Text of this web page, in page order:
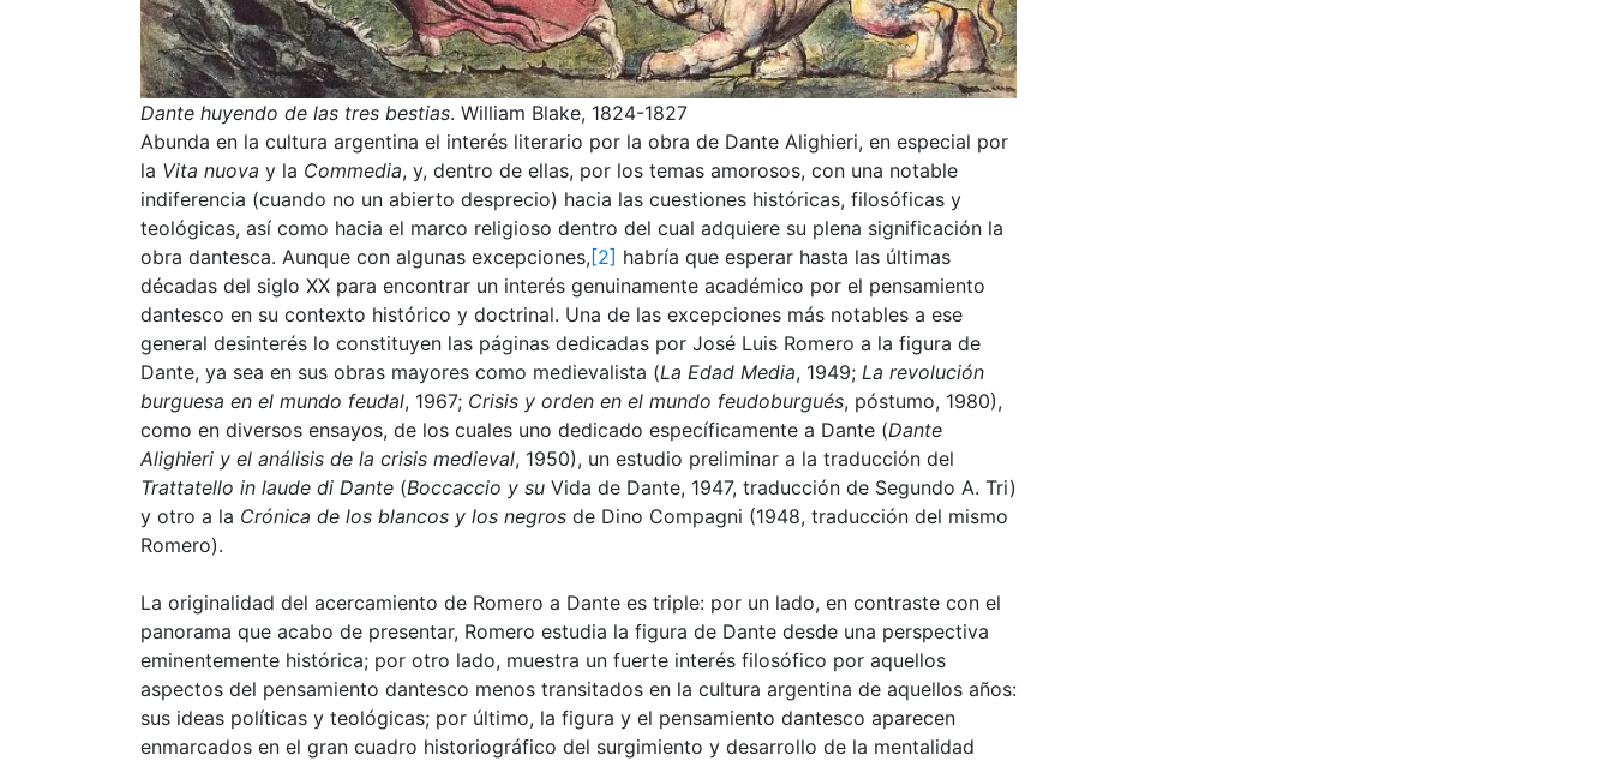
Dante huyendo de las tres bestias. William Blake, 1824-1827
Abunda en la cultura argentina el interés literario por la obra de Dante Alighieri, en especial por
la Vita nuova y la Commedia, y, dentro de ellas, por los temas amorosos, con una notable
indiferencia (cuando no un abierto desprecio) hacia las cuestiones históricas, filosóficas y
teológicas, así como hacia el marco religioso dentro del cual adquiere su plena significación la
obra dantesca. Aunque con algunas excepciones,[2] habría que esperar hasta las últimas
décadas del siglo XX para encontrar un interés genuinamente académico por el pensamiento
dantesco en su contexto histórico y doctrinal. Una de las excepciones más notables a ese
general desinterés lo constituyen las páginas dedicadas por José Luis Romero a la figura de
Dante, ya sea en sus obras mayores como medievalista (La Edad Media, 1949; La revolución
burguesa en el mundo feudal, 1967; Crisis y orden en el mundo feudoburgués, póstumo, 1980),
como en diversos ensayos, de los cuales uno dedicado específicamente a Dante (Dante
Alighieri y el análisis de la crisis medieval, 1950), un estudio preliminar a la traducción del
Trattatello in laude di Dante (Boccaccio y su Vida de Dante, 1947, traducción de Segundo A. Tri)
y otro a la Crónica de los blancos y los negros de Dino Compagni (1948, traducción del mismo
Romero).
La originalidad del acercamiento de Romero a Dante es triple: por un lado, en contraste con el
panorama que acabo de presentar, Romero estudia la figura de Dante desde una perspectiva
eminentemente histórica; por otro lado, muestra un fuerte interés filosófico por aquellos
aspectos del pensamiento dantesco menos transitados en la cultura argentina de aquellos años:
sus ideas políticas y teológicas; por último, la figura y el pensamiento dantesco aparecen
enmarcados en el gran cuadro historiográfico del surgimiento y desarrollo de la mentalidad